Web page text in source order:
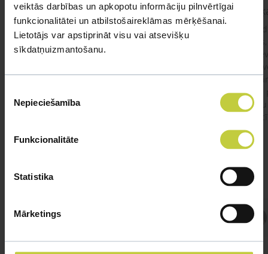
veiktās darbības un apkopotu informāciju pilnvērtīgai
funkcionalitātei un atbilstošaireklāmas mērķēšanai.
Lietotājs var apstiprināt visu vai atsevišķu
sīkdatņuizmantošanu.
izvēle
Nepieciešamība
Funkcionalitāte
Statistika
Mārketings
kaķis apēdis plēvi
Ja kaķim gadījies apēst plastiku ,ko ieklāj zem
garnelēm kārbiņās apakšā.Kādas sekas varētu
būt?Kā kaķis varētu reağēt...Ko darīt?
Atbild Veterinārārsts,
viņš